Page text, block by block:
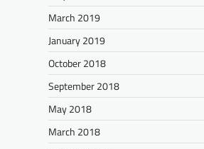
March 2019
January 2019
October 2018
September 2018
May 2018
March 2018